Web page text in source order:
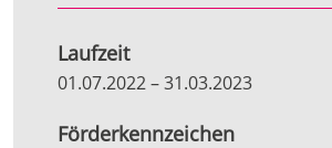
Laufzeit
01.07.2022–31.03.2023
Förderkennzeichen